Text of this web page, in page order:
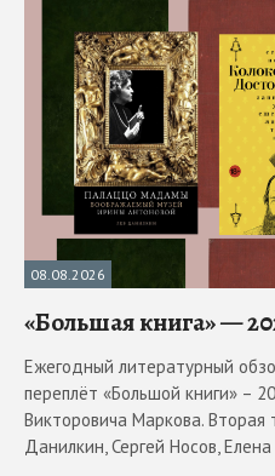
08.08.2026
«Большая книга» —
Ежегодный литературный
переплёт «Большой книги» –
Викторовича Маркова. Вторая
Данилкин, Сергей Носов,